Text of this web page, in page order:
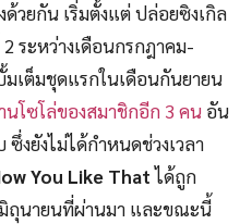
วยกัน เริ่มตั้งแต่ ปล่อยซิงเกิล
ระหว่างเดือนกรกฎาคม-
เต็มชุดแรกในเดือนกันยายน
นโซโล่ของสมาชิกอีก 3 คน อัน
ซึ่งยังไม่ได้กำหนดช่วงเวลา
You Like Thatได้ถูก
ถุนายนที่ผ่านมา และขณะนี้